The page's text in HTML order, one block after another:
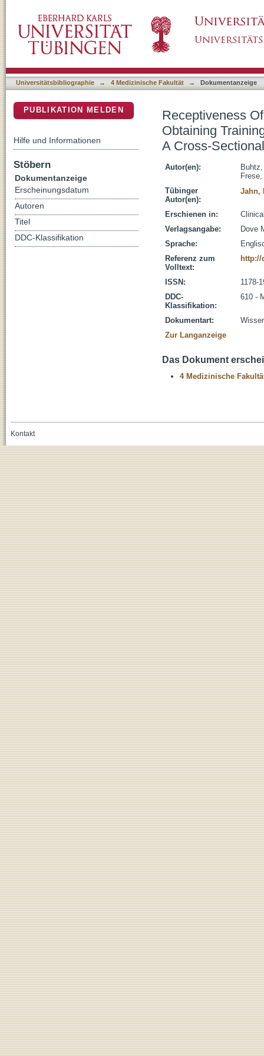
Technical Assistance Systems For
Universitätsbibliographie → 4 Medizinische Fakultät → Dokumentanzeige
Receptiveness
Obtaining
A Cross-
Autor(en):
Tübinger
Autor(en):
Jahn,
Erschienen in:
Verlagsangabe:
Dove
Sprache:
Referenz zum
Volltext:
http://
ISSN:
1178-
DDC-
Klassifikation:
610 -
Dokumentart:
Zur Langanzeige
Das Dokument
4 Medizinische
PUBLIKATION MELDEN
Hilfe und Informationen
Stöbern
Dokumentanzeige
Erscheinungsdatum
Autoren
Titel
DDC-Klassifikation
Kontakt